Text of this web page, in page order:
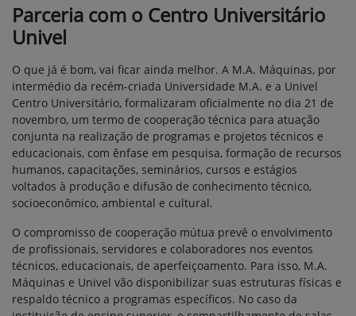
Parceria com o Centro Universitário
Univel
O que já é bom, vai ficar ainda melhor. A M.A. Máquinas, por
intermédio da recém-criada Universidade M.A. e a Univel
Centro Universitário, formalizaram oficialmente no dia 21 de
novembro, um termo de cooperação técnica para atuação
conjunta na realização de programas e projetos técnicos e
educacionais, com ênfase em pesquisa, formação de recursos
humanos, capacitações, seminários, cursos e estágios
voltados à produção e difusão de conhecimento técnico,
socioeconômico, ambiental e cultural.
O compromisso de cooperação mútua prevê o envolvimento
de profissionais, servidores e colaboradores nos eventos
técnicos, educacionais, de aperfeiçoamento. Para isso, M.A.
Máquinas e Univel vão disponibilizar suas estruturas físicas e
respaldo técnico a programas específicos. No caso da